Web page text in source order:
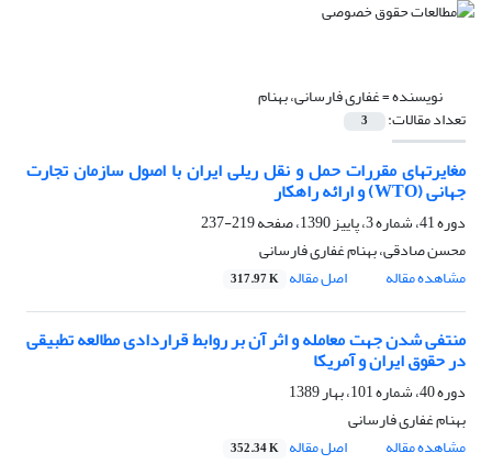
نویسنده =غفاری فارسانی، بهنام
تعداد مقالات: 3
مغایرتهای مقررات حمل و نقل ریلی ایران با اصول سازمان تجارت
جهانی (WTO) و ارائه راهکار
دوره 41، شماره 3، پاییز 1390، صفحه
219-237
محسن صادقی، بهنام غفاری فارسانی
مشاهده مقاله
اصل مقاله 317.97 K
منتفی شدن جهت معامله و اثر آن بر روابط قراردادی مطالعه تطبیقی
در حقوق ایران و آمریکا
دوره 40، شماره 101، بهار 1389
بهنام غفاری فارسانی
مشاهده مقاله
اصل مقاله 352.34 K